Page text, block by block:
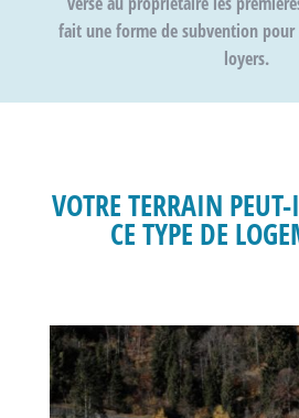
fait une forme desubventionpour
loyers.
VOTRE TERRAIN
CE TYPE DE